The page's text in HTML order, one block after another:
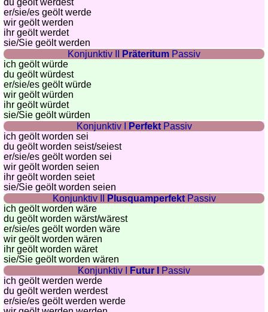
et
des
villes
Quiz
des
drapeaux,
blasons,
monnaie
de
villes
et
pays
Plus
de
jeux
Entraineur
de
mémoire
Entraineur
mathématiques
Puzzle
du geölt werdest
er/sie/es geölt werde
wir geölt werden
ihr geölt werdet
sie/Sie geölt werden
Konjunktiv II
Präteritum Passiv
ich geölt würde
du geölt würdest
er/sie/es geölt würde
wir geölt würden
ihr geölt würdet
sie/Sie geölt würden
Konjunktiv I
PerfektPassiv
ich geölt worden sei
du geölt worden seist/seiest
er/sie/es geölt worden sei
wir geölt worden seien
ihr geölt worden seiet
sie/Sie geölt worden seien
Konjunktiv II
PlusquamperfektPassiv
ich geölt worden wäre
du geölt worden wärst/wärest
er/sie/es geölt worden wäre
wir geölt worden wären
ihr geölt worden wäret
sie/Sie geölt worden wären
Konjunktiv I
Futur I
Passiv
ich geölt werden werde
du geölt werden werdest
er/sie/es geölt werden werde